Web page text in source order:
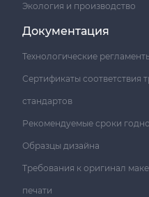
Экология и производство
Документация
Технологические
Сертификаты
стандартов
Рекомендуемые сроки
Образцы дизайна
Требования к оригинал
печати